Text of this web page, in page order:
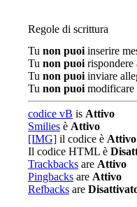
Regole di scrittura
Tu non puoi inserire
Tu non puoi rispondere
Tu non puoi inviare
Tu non puoi modificare
codice vB is Attivo
Smilies è Attivo
[IMG] il codice è Attivo
Il codice HTML è
Trackbacks are Attivo
Pingbacks are Attivo
Refbacks are